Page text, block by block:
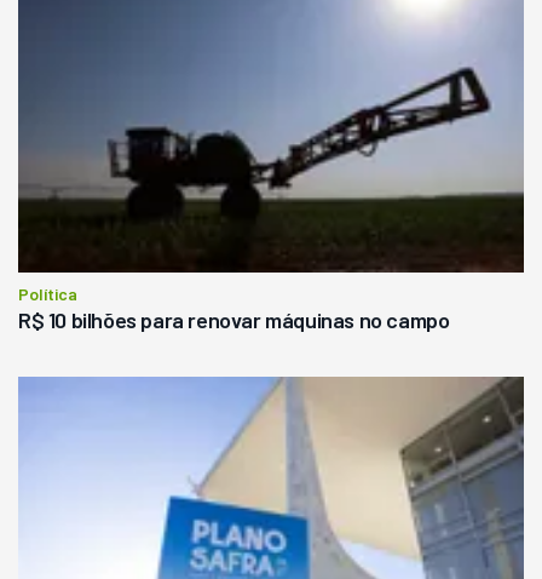
Política
R$ 10 bilhões para renovar máquinas no campo